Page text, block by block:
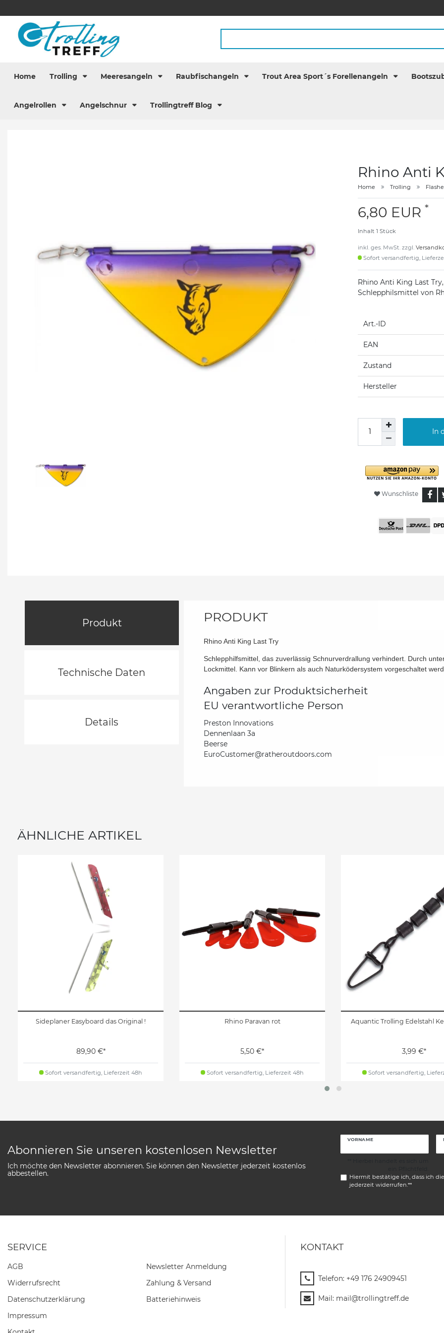
Home Trolling Meeresangeln Raubfischangeln Trout Area Sport´s Forellenangeln
Angelrollen Angelschnur Trollingtreff Blog
Rhino Anti
Home Trolling
6,80 EUR *
Inhalt 1 Stück
inkl. ges. MwSt. zzgl.
Sofort versandfertig,
Rhino Anti King Last
Schlepphilsmittel von
Art.-ID
EAN
Zustand
Hersteller
In
Wunschliste
Produkt
Technische Daten
Details
PRODUKT
Rhino Anti King Last Try
Schlepphilfsmittel, das zuverlässig Schnurverdrallung verhindert. Durch
Lockmittel. Kann vor Blinkern als auch Naturködersystem vorgeschaltet
Angaben zur Produktsicherheit
EU verantwortliche Person
Preston Innovations
Dennenlaan 3a
Beerse
EuroCustomer@ratheroutdoors.com
ÄHNLICHE ARTIKEL
Sideplaner Easyboard das Original !
89,90 €*
Sofort versandfertig, Lieferzeit 48h
Rhino Paravan rot
5,50 €*
Sofort versandfertig, Lieferzeit 48h
Aquantic Trolling Edelstahl
3,99 €*
Sofort versandfertig,
Abonnieren Sie unseren kostenlosen Newsletter
Ich möchte den Newsletter abonnieren. Sie können den Newsletter jederzeit kostenlos
abbestellen.
VORNAME
Hiermit bestätige ich, dass ich die
jederzeit widerrufen.**
SERVICE
AGB
Widerrufs­recht
Daten­schutz­erklärung
Impressum
Newsletter Anmeldung
Zahlung & Versand
Batteriehinweis
KONTAKT
Telefon: +49 176 24909451
Mail: mail@trollingtreff.de